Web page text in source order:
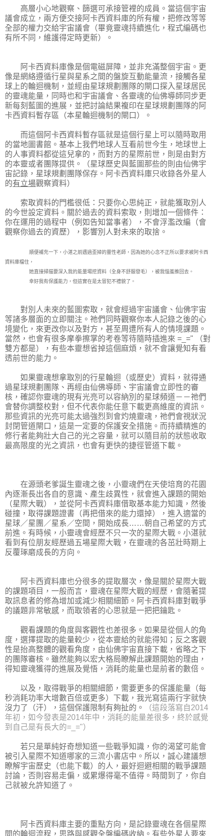
高層小心地觀察、篩選可承接管裡的成員。當這個宇宙
議會成立，兩方便交接阿卡西資料庫的所有權，把修改等等
全部的權力交給宇宙議會（畢竟靈魂持續進化，程式編碼也
有所不同，維護得定時更新）。
阿卡西資料庫像是個電磁屏障，並非充滿整個宇宙。更
像是網絡遵循行星與星系之間的盤旋互動能量流，接觸各星
球上的輪迴機制，並經由星球規劃團隊的閘口探入星球居民
的靈魂能量，同時也和宇宙議會、各靈魂的仙佛導師同步更
新每刻藍圖的進展，並把討論結果複印在星球規劃團隊的阿
卡西資料暫存區（本星輪迴機制的閘口）。
而這個阿卡西資料暫存區就是這個行星上可以隨時取用
的當地圖書館。基本上我們地球人互看前世今生，地球世上
的人事資料都從這兒拿的，而對方的星際前世，則是由對方
的本靈或者團隊提供。（星球歷史與藍圖那些的則由仙佛宇
宙記錄，星球規劃團隊保存。阿卡西資料庫只收錄各外星人
的有立場觀察資料）
索取資料的門檻很低：只要你心思純正，就能獲取別人
的今世設定資料。關於過去的資料索取，則增加一個條件：
你在運用的過程中（例如告知當事者），不會浮濫改編（會
觀察你過去的資歷），影響別人對未來的取捨。
順便補充一下，小湛之前遇過歪掉的靈性老師，因為她的心念不正所以要求被阿卡西
資料庫檔住，
她直接掃描要深入我的能量場挖資料（全身不舒服發毛），被我惱羞推回去。
幸好我有保護能力，但這實在是太冒犯不禮貌了。
對別人未來的藍圖索取，就會經過宇宙議會、仙佛宇宙
等諸多層面的立即關注。祂們同時觀察你本人記錄之後的心
境變化，來更改你以及對方，甚至周遭所有人的情境課題。
當然，也會有很多摩拳擦掌的考卷等待隨時插進來 =_=" （對
雙方都是），有些本靈想省掉這個麻煩，就不會讓覺知有看
透前世的能力。
如果靈魂想拿取別的行星輪迴（或歷史）資料，就得通
過星球規劃團隊、再經由仙佛導師、宇宙議會立即性的審
核，確認你靈魂的現有光亮可以容納別的星球頻道－－祂們
會替你調整校對，但不代表你能任意下載更高維度的資訊。
那些資訊的光亮可能太過強烈到會灼燒靈魂，祂們會視狀況
封閉管道閘口，這是一定要的保護安全措施。而持續精進的
修行者能夠壯大自己的光之容量，就可以隨目前的狀態收取
最高限度的光之資訊，也會有更快的捷徑管道下載。
在源頭老爹誕生靈魂之後，小靈魂們在天使培育的花園
內逐漸長出各自的意識、產生歧異性，就會進入課題的開始
（星際大戰），並從阿卡西資料庫借取基本能力知識，然後
碰撞，取得課題證書（再把借來的能力還掉），進入適當的
星球／星團／星系／空間，開始成長……朝自己希望的方式
前進。有時候，小靈魂會經歷不只一次的星際大戰。小湛就
看到有位朋友經歷過五場星際大戰，在靈魂的各茁壯時期上
反覆琢磨成長的方向。
阿卡西資料庫也分很多的提取層次，像是關於星際大戰
的課題項目，一般而言，靈魂在星際大戰的經歷，會隨著提
取訊息者的修為增加或減少相關細節。阿卡西資料庫對戰爭
的議題非常敏感，而取領者的心思就是一把把鑰匙。
觀看課題的角度與客觀性也差很多。如果是從個人的角
度，選擇提取的能量較少，從本靈給的就能得知；反之客觀
性是抬高整體的觀看角度，由仙佛宇宙直接下載，省略之下
的團隊審核。雖然能夠以宏大格局瞭解此課題開始的理由，
得知靈魂獲得的進展及覺悟，消耗的能量也是前者的數倍。
以及，取得戰爭的相關細節，需要更多的保護能量（每
秒消耗功率大增數百倍或更多）下載，我光寫這兩行字就快
沒力了（汗），這個保護限制有夠扯的。
（這段落寫自2014
年初，如今發表是2014年中，消耗的能量差很多，終於感覺
到自己是有長大的=_="）
若只是單純好奇想知道一些戰爭知識，你的渴望可能會
被引入星際不知道哪家的三流小書店中。所以，誠心建議想
瞭解宇宙歷史（也能下載）的人，最好迴避相關的戰爭課題
討論，否則容易走偏，或累爆得毫不值得。時間到了，你自
己就被允許知道了。
阿卡西資料庫主要的重點方向，是記錄靈魂在各個星際
間的輪迴流程，思路與感觀全盤編碼收納。有些外星人要來